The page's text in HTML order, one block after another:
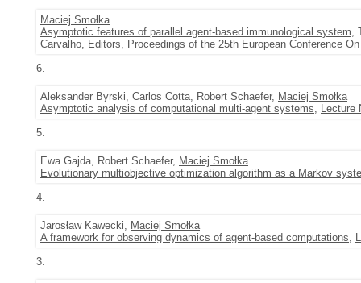
Maciej Smołka
Asymptotic features of parallel agent-based immunological system,
Carvalho, Editors, Proceedings of the 25th European Conference
6.
Aleksander Byrski, Carlos Cotta, Robert Schaefer, Maciej Smołka
Asymptotic analysis of computational multi-agent systems, Lecture
5.
Ewa Gajda, Robert Schaefer, Maciej Smołka
Evolutionary multiobjective optimization algorithm as a Markov
4.
Jarosław Kawecki, Maciej Smołka
A framework for observing dynamics of agent-based computations,
3.